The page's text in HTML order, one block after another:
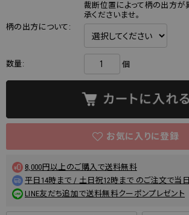
柄の出方について:
裁断位置によって柄の出方が
承くださいませ。
数量: 個
8,000円以上のご購入で送料無料
平日14時まで / 土日祝12時まで のご注文で当
LINE友だち追加で送料無料クーポンプレゼント